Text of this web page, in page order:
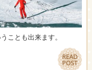
ことも出来ます。
READ
POST
READ
POST